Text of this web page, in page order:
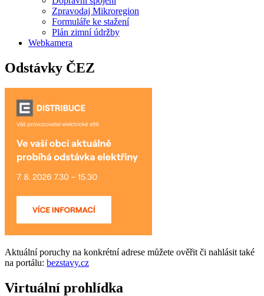
Zpravodaj Mikroregion
Formuláře ke stažení
Plán zimní údržby
Webkamera
Odstávky ČEZ
Aktuálníporuchy na konkrétní adrese můžete ověřit či nahlásit také
na portálu: bezstavy.cz
Virtuální prohlídka